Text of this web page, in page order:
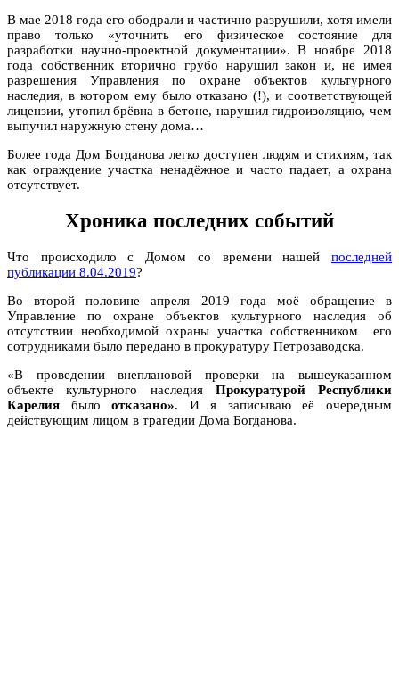
В мае 2018 года его ободрали и частично разрушили, хотя имели
право только «уточнить его физическое состояние для
разработки научно-проектной документации». В ноябре 2018
года собственник вторично грубо нарушил закон и, не имея
разрешения Управления по охране объектов культурного
наследия, в котором ему было отказано (!), и соответствующей
лицензии, утопил брёвна в бетоне, нарушил гидроизоляцию, чем
выпучил наружную стену дома…
Более года Дом Богданова легко доступен людям и стихиям, так
как ограждение участка ненадёжное и часто падает, а охрана
отсутствует.
Хроника последних событий
Что происходило с Домом со времени нашей последней
публикации 8.04.2019?
Во второй половине апреля 2019 года моё обращение в
Управление по охране объектов культурного наследия об
отсутствии необходимой охраны участка собственником его
сотрудниками было передано в прокуратуру Петрозаводска.
«В проведении внеплановой проверки на вышеуказанном
объекте культурного наследия Прокуратурой Республики
Карелия былоотказано». И я записываю её очередным
действующим лицом в трагедии Дома Богданова.